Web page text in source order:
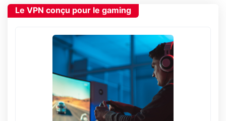
Le VPN conçu pour le gaming